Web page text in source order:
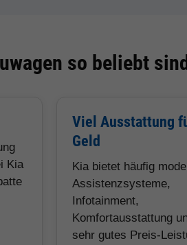
so beliebt sind
Kia
Viel Ausstattung
Geld
Kia bietet häufig
Assistenzsysteme,
Infotainment,
Komfortausstattung
sehr gutes Preis-